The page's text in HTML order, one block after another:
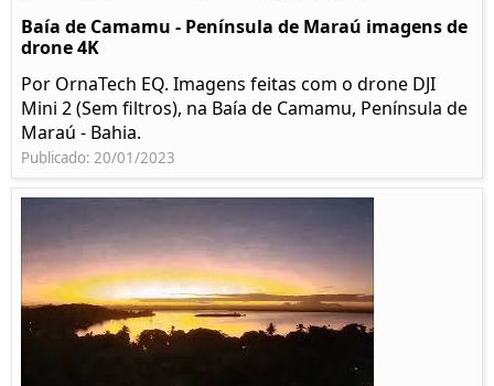
Baía de Camamu - Península de Maraú imagens de
drone 4K
Por OrnaTech EQ. Imagens feitas com o drone DJI
Mini 2 (Sem filtros), na Baía de Camamu, Península de
Maraú - Bahia.
Publicado: 20/01/2023